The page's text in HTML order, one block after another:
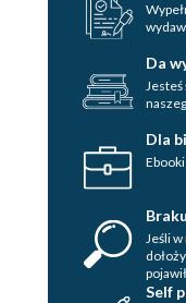
Da
Jesteś
Dla
Jeśli
Self